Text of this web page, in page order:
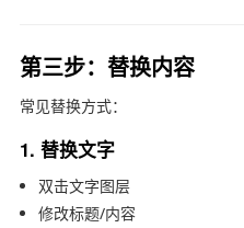
第三步：替换内容
常见替换方式：
1. 替换文字
双击文字图层
修改标题/内容